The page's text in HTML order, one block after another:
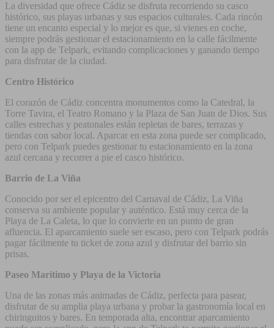
La diversidad que ofrece Cádiz se disfruta recorriendo su casco
histórico, sus playas urbanas y sus espacios culturales. Cada rincón
tiene un encanto especial y lo mejor es que, si vienes en coche,
siempre podrás gestionar el estacionamiento en la calle fácilmente
con la app de Telpark, evitando complicaciones y ganando tiempo
para disfrutar de la ciudad.
Centro Histórico
El corazón de Cádiz concentra monumentos como la Catedral, la
Torre Tavira, el Teatro Romano y la Plaza de San Juan de Dios. Sus
calles estrechas y peatonales están repletas de bares, terrazas y
tiendas con sabor local. Aparcar en esta zona puede ser complicado,
pero con Telpark puedes gestionar tu estacionamiento en la zona
azul cercana y recorrer a pie el casco histórico.
Barrio de La Viña
Conocido por ser el epicentro del Carnaval de Cádiz, La Viña
conserva su ambiente popular y auténtico. Está muy cerca de la
Playa de La Caleta, lo que lo convierte en un punto de gran
afluencia. El aparcamiento suele ser escaso, pero con Telpark podrás
pagar fácilmente tu ticket de zona azul y disfrutar del barrio sin
prisas.
Paseo Marítimo y Playa de la Victoria
Una de las zonas más animadas de Cádiz, perfecta para pasear,
disfrutar de su amplia playa urbana y probar la gastronomía local en
chiringuitos y bares. En temporada alta, encontrar aparcamiento